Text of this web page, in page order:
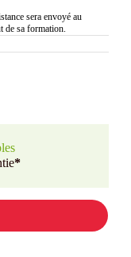
sera envoyé au
de sa formation.
*